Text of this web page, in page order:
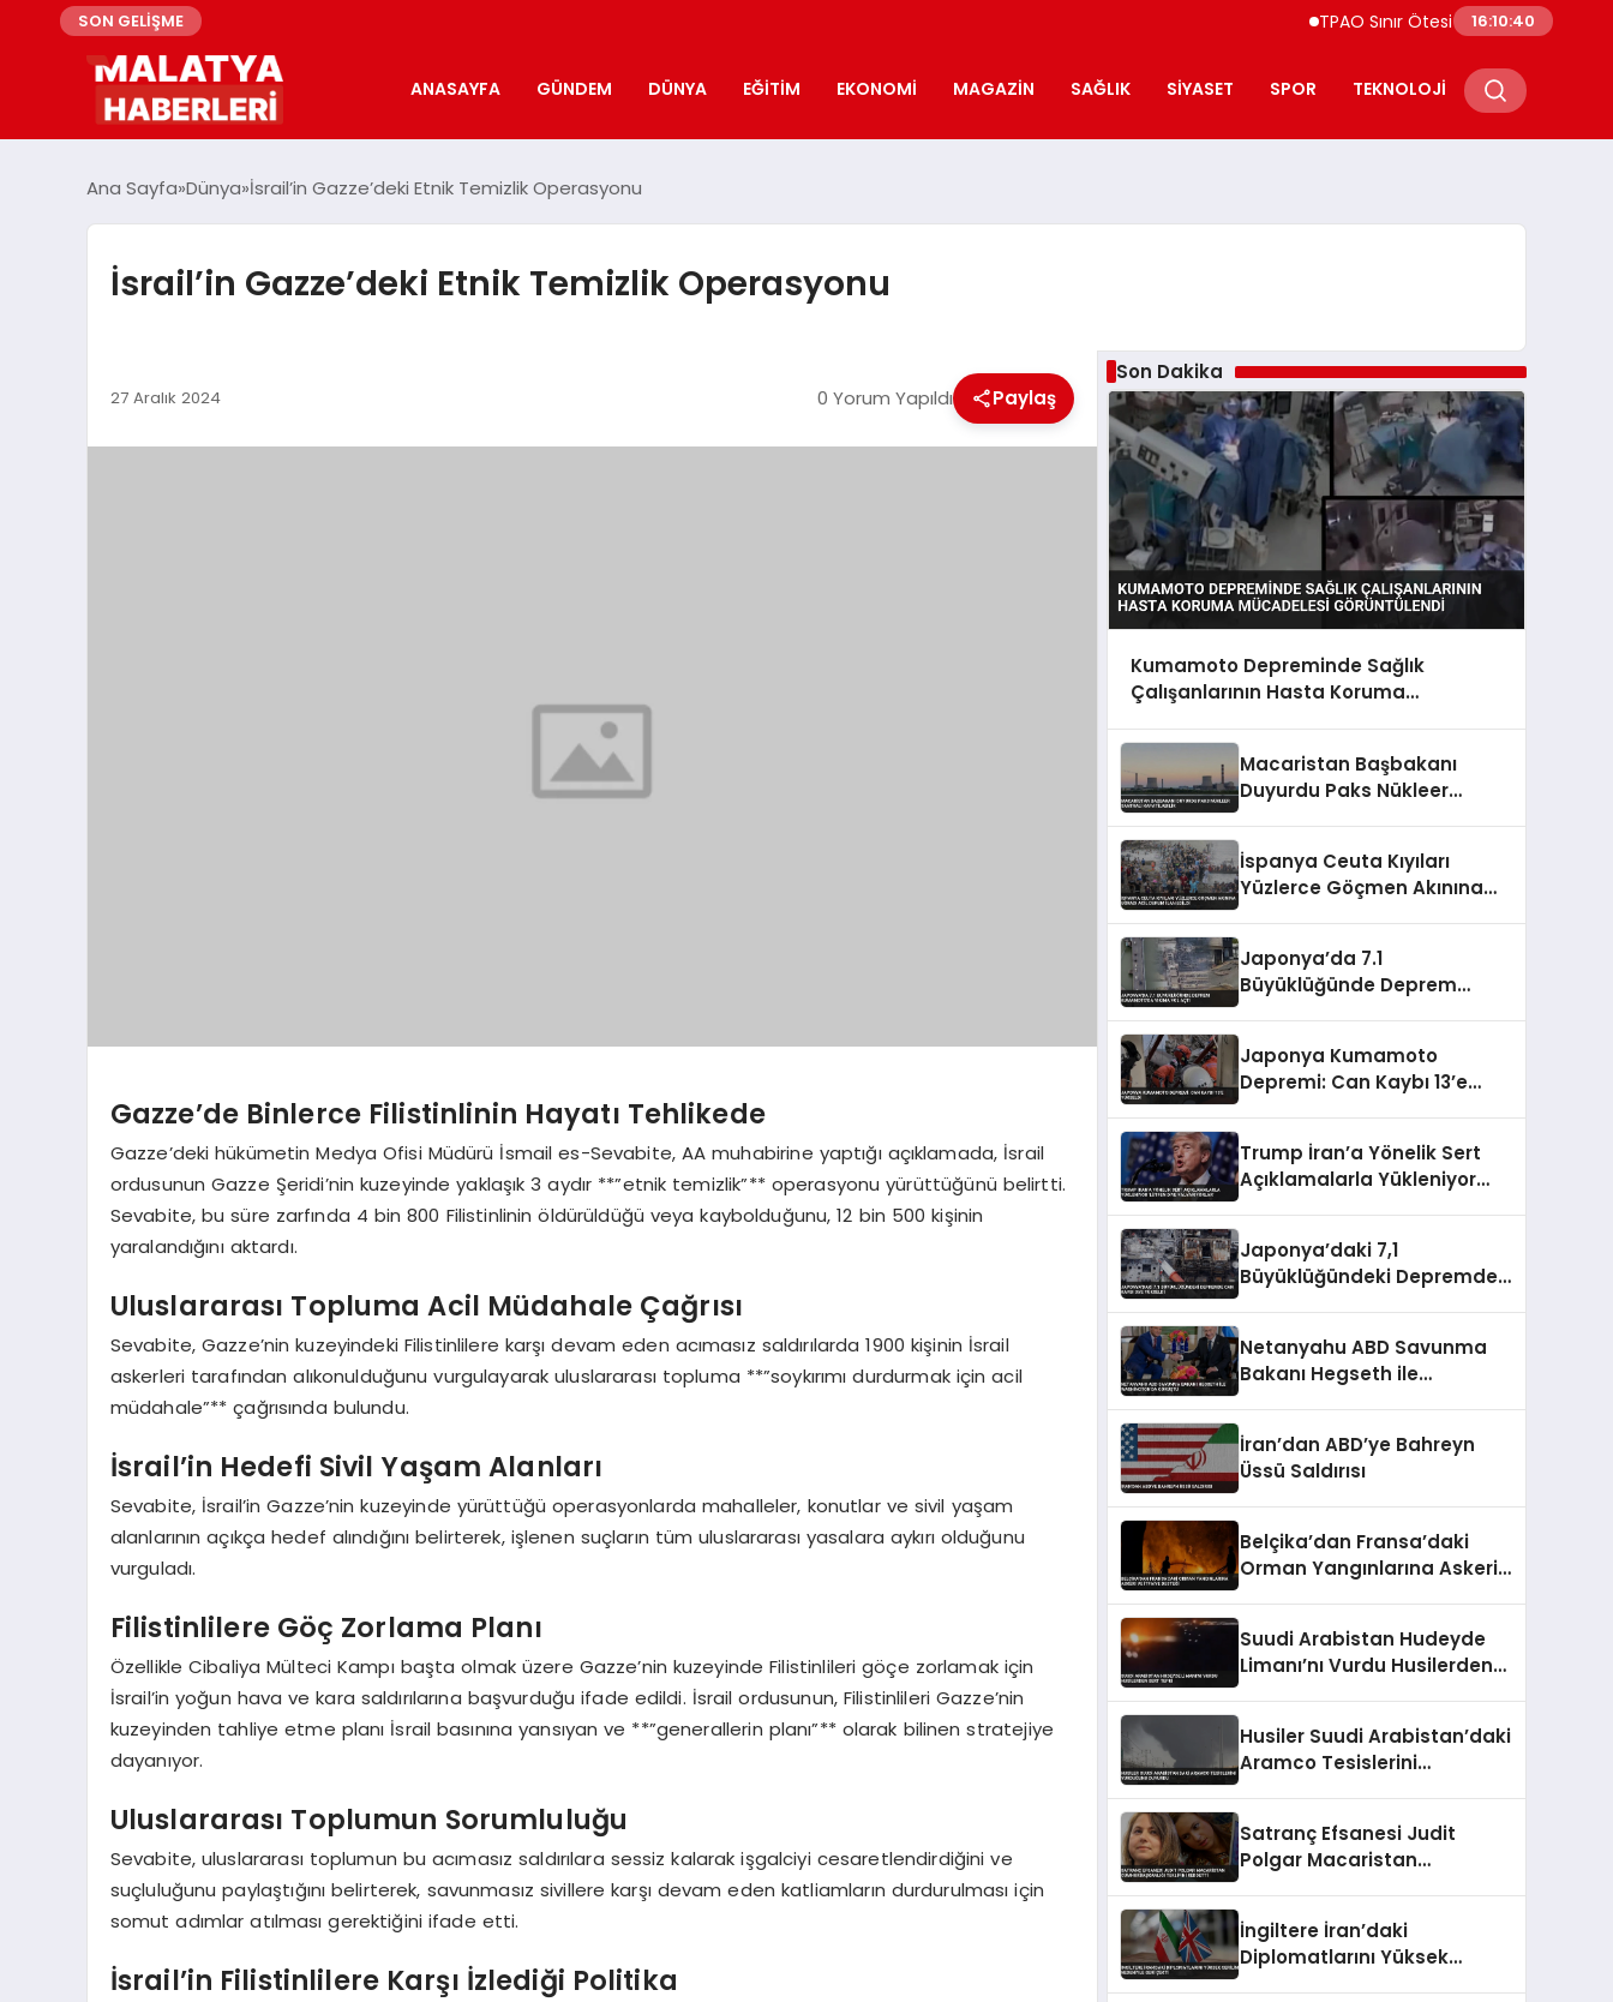
SON GELİŞME TPAO Sınır Ötesi Ortaklıklarını
16:10:41
ANASAYFA GÜNDEM DÜNYA EĞITIM EKONOMI MAGAZIN SAĞLIK SIYASET SPOR TEKNOLOJI
Ana Sayfa Dünya İsrail’in Gazze’deki Etnik Temizlik Operasyonu
İsrail’in Gazze’deki Etnik Temizlik Operasyonu
27 Aralık 2024 0 Yorum Yapıldı Paylaş
Gazze’de Binlerce Filistinlinin Hayatı Tehlikede
Gazze’deki hükümetin Medya Ofisi Müdürü İsmail es-Sevabite, AA muhabirine yaptığı açıklamada, İsrail
ordusunun Gazze Şeridi’nin kuzeyinde yaklaşık 3 aydır **”etnik temizlik”** operasyonu yürüttüğünü belirtti.
Sevabite, bu süre zarfında 4 bin 800 Filistinlinin öldürüldüğü veya kaybolduğunu, 12 bin 500 kişinin
yaralandığını aktardı.
Uluslararası Topluma Acil Müdahale Çağrısı
Sevabite, Gazze’nin kuzeyindeki Filistinlilere karşı devam eden acımasız saldırılarda 1900 kişinin İsrail
askerleri tarafından alıkonulduğunu vurgulayarak uluslararası topluma **”soykırımı durdurmak için acil
müdahale”** çağrısında bulundu.
İsrail’in Hedefi Sivil Yaşam Alanları
Sevabite, İsrail’in Gazze’nin kuzeyinde yürüttüğü operasyonlarda mahalleler, konutlar ve sivil yaşam
alanlarının açıkça hedef alındığını belirterek, işlenen suçların tüm uluslararası yasalara aykırı olduğunu
vurguladı.
Filistinlilere Göç Zorlama Planı
Özellikle Cibaliya Mülteci Kampı başta olmak üzere Gazze’nin kuzeyinde Filistinlileri göçe zorlamak için
İsrail’in yoğun hava ve kara saldırılarına başvurduğu ifade edildi. İsrail ordusunun, Filistinlileri Gazze’nin
kuzeyinden tahliye etme planı İsrail basınına yansıyan ve **”generallerin planı”** olarak bilinen stratejiye
dayanıyor.
Uluslararası Toplumun Sorumluluğu
Sevabite, uluslararası toplumun bu acımasız saldırılara sessiz kalarak işgalciyi cesaretlendirdiğini ve
suçluluğunu paylaştığını belirterek, savunmasız sivillere karşı devam eden katliamların durdurulması için
somut adımlar atılması gerektiğini ifade etti.
İsrail’in Filistinlilere Karşı İzlediği Politika
Son Dakika
Kumamoto Depreminde Sağlık
Çalışanlarının Hasta Koruma
Macaristan Başbakanı
Duyurdu Paks Nükleer
İspanya Ceuta Kıyıları
Yüzlerce Göçmen Akınına
Japonya’da 7.1
Büyüklüğünde Deprem
Japonya Kumamoto
Depremi: Can Kaybı 13’e
Trump İran’a Yönelik Sert
Açıklamalarla Yükleniyor
Japonya’daki 7,1
Büyüklüğündeki Depremde
Netanyahu ABD Savunma
Bakanı Hegseth ile
İran’dan ABD’ye Bahreyn
Üssü Saldırısı
Belçika’dan Fransa’daki
Orman Yangınlarına Askeri
Suudi Arabistan Hudeyde
Limanı’nı Vurdu Husilerden
Husiler Suudi Arabistan’daki
Aramco Tesislerini
Satranç Efsanesi Judit
Polgar Macaristan
İngiltere İran’daki
Diplomatlarını Yüksek